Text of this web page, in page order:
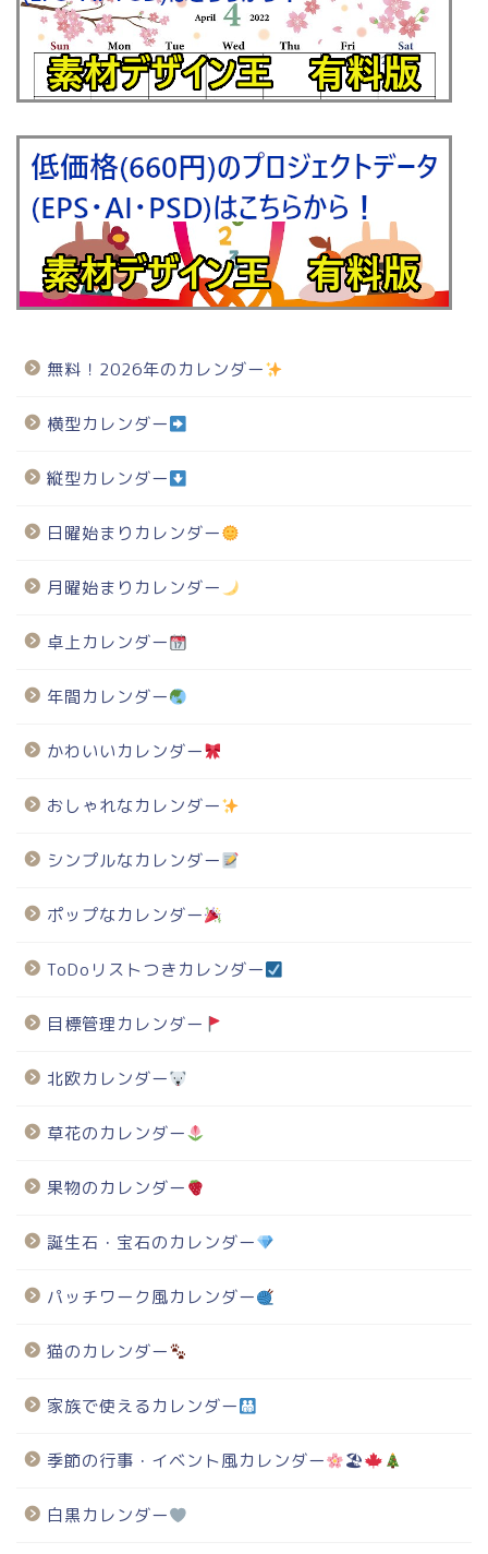
無料！2026年のカレンダー
横型カレンダー
縦型カレンダー
日曜始まりカレンダー
月曜始まりカレンダー
卓上カレンダー
年間カレンダー
かわいいカレンダー
おしゃれなカレンダー
シンプルなカレンダー
ポップなカレンダー
ToDoリストつきカレンダー
目標管理カレンダー
北欧カレンダー
草花のカレンダー
果物のカレンダー
誕生石・宝石のカレンダー
パッチワーク風カレンダー
猫のカレンダー
家族で使えるカレンダー
季節の行事・イベント風カレンダー 🏖
白黒カレンダー